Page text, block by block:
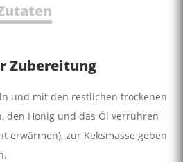
Zubereitung
und mit den restlichen trockenen
den Honig und das Öl verrühren
erwärmen), zur Keksmasse geben